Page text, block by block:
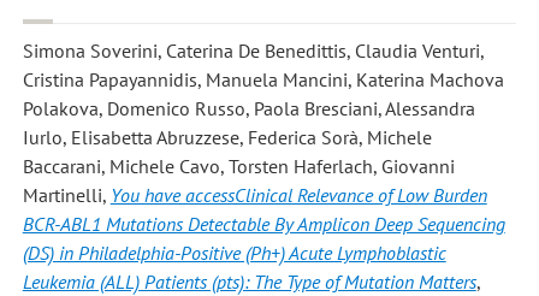
Simona Soverini, Caterina De Benedittis, Claudia Venturi,
Cristina Papayannidis, Manuela Mancini, Katerina Machova
Polakova, Domenico Russo, Paola Bresciani, Alessandra
Iurlo, Elisabetta Abruzzese, Federica Sorà, Michele
Baccarani, Michele Cavo, Torsten Haferlach, Giovanni
Martinelli, You have accessClinical Relevance of Low Burden
BCR-ABL1 Mutations Detectable By Amplicon Deep Sequencing
(DS) in Philadelphia-Positive (Ph+) Acute Lymphoblastic
Leukemia (ALL) Patients (pts): The Type of Mutation Matters,